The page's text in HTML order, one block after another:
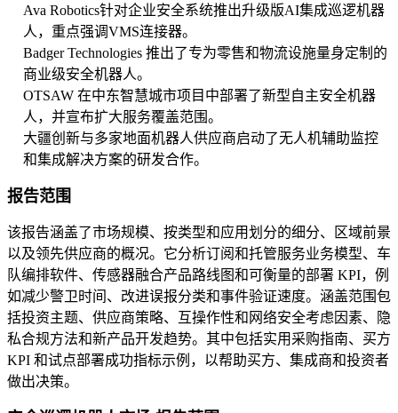
Ava Robotics针对企业安全系统推出升级版AI集成巡逻机器
人，重点强调VMS连接器。
Badger Technologies 推出了专为零售和物流设施量身定制的
商业级安全机器人。
OTSAW 在中东智慧城市项目中部署了新型自主安全机器
人，并宣布扩大服务覆盖范围。
大疆创新与多家地面机器人供应商启动了无人机辅助监控
和集成解决方案的研发合作。
报告范围
该报告涵盖了市场规模、按类型和应用划分的细分、区域前景
以及领先供应商的概况。它分析订阅和托管服务业务模型、车
队编排软件、传感器融合产品路线图和可衡量的部署 KPI，例
如减少警卫时间、改进误报分类和事件验证速度。涵盖范围包
括投资主题、供应商策略、互操作性和网络安全考虑因素、隐
私合规方法和新产品开发趋势。其中包括实用采购指南、买方
KPI 和试点部署成功指标示例，以帮助买方、集成商和投资者
做出决策。